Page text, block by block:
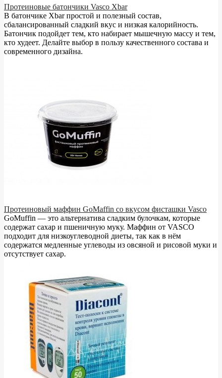
Протеиновые батончики Vasco Xbar
В батончике Xbar простой и полезный состав,
сбалансированный сладкий вкус и низкая калорийность.
Батончик подойдет тем, кто набирает мышечную массу и тем,
кто худеет. Делайте выбор в пользу качественного состава и
современного дизайна.
Протеиновый маффин GoMaffin со вкусом фисташки Vasco
GoMuffin — это альтернатива сладким булочкам, которые
содержат сахар и пшеничную муку. Маффин от VASCO
подходит для низкоуглеводной диеты, так как в нём
содержатся медленные углеводы из овсяной и рисовой муки и
отсутствует сахар.